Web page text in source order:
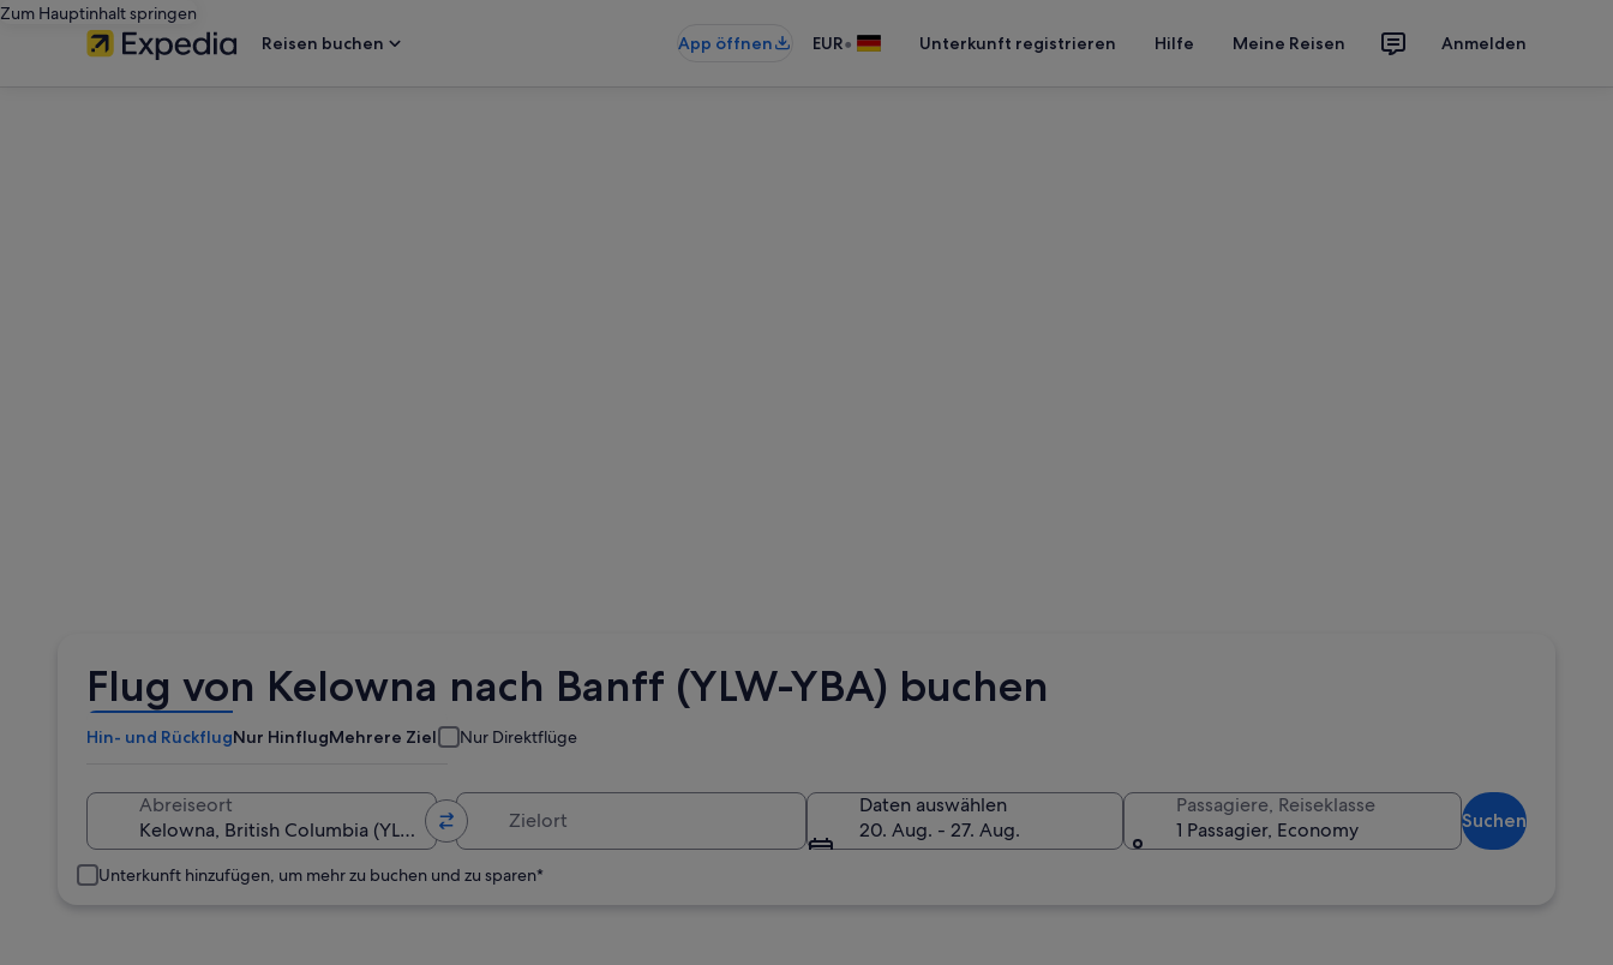
Zum Hauptinhalt springen
Reisen buchen
App öffnen EUR• Unterkunft registrieren Hilfe Meine Reisen Anmelden
Flug von Kelowna nach Banff (YLW-YBA) buchen
Hin- und RückflugNur HinflugMehrere Ziele Nur Direktflüge
Abreiseort
Daten auswählen
20. Aug. - 27. Aug.
Passagiere, Reiseklasse
1 Passagier, Economy
Suchen
Unterkunft hinzufügen, um mehr zu buchen und zu sparen*